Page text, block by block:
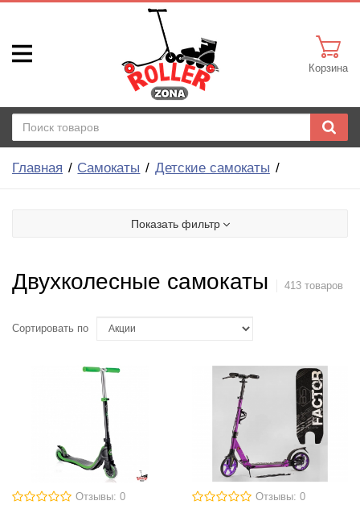
Корзина
Главная Самокаты Детские самокаты
Показать фильтр
Двухколесные самокаты 413 товаров
Сортировать по
Отзывы: 0 Отзывы: 0